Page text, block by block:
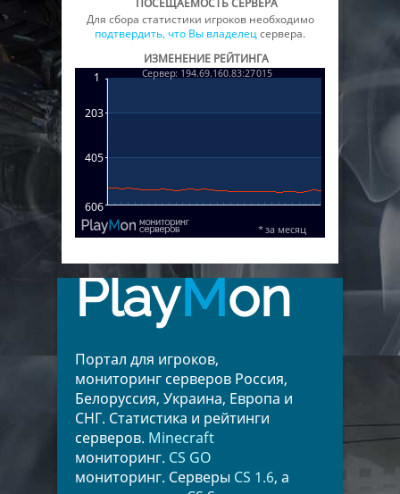
ПОСЕЩАЕМОСТЬ СЕРВЕРА
Для сбора статистики игроков необходимо
подтвердить, что Вы владелецсервера.
ИЗМЕНЕНИЕ РЕЙТИНГА
PlayMon
Портал для игроков,
мониторинг серверов Россия,
Белоруссия, Украина, Европа и
СНГ. Статистика и рейтинги
серверов. Minecraft
мониторинг. CS GO
мониторинг. Серверы CS 1.6, а